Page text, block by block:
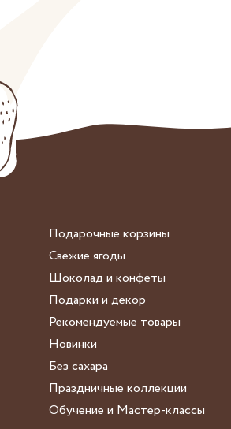
Подарочные корзины
Свежие ягоды
Шоколад и конфеты
Подарки и декор
Рекомендуемые товары
Новинки
Без сахара
Праздничные коллекции
Обучение и Мастер-классы